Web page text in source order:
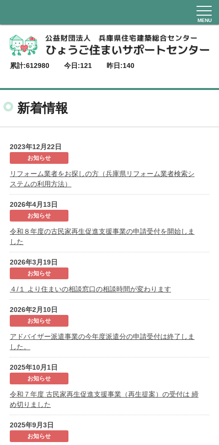
MENU
612980
累計: 121
今日: 140
昨日:
新着情報
2023年12月22日
お知らせ
リフォーム業者をお探しの方（兵庫県リフォーム業者検索シ
ステムの利用方法）
2026年4月13日
お知らせ
令和８年度の古民家再生促進支援事業の申請受付を開始しま
した
2026年3月19日
お知らせ
４/１ より住まいの相談窓口の相談時間が変わります
2026年2月10日
お知らせ
アドバイザー派遣事業の今年度派遣分の申請受付は終了しま
した。
2025年10月1日
お知らせ
令和７年度 古民家再生促進支援事業（再生提案）の受付は 締
め切りました
2025年9月3日
お知らせ